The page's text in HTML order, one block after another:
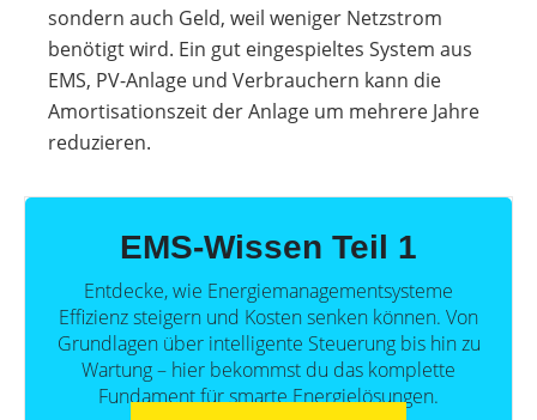
sondern auch Geld, weil weniger Netzstrom
benötigt wird. Ein gut eingespieltes System aus
EMS, PV-Anlage und Verbrauchern kann die
Amortisationszeit der Anlage um mehrere Jahre
reduzieren.
EMS-Wissen Teil 1
Entdecke, wie Energiemanagementsysteme
Effizienz steigern und Kosten senken können. Von
Grundlagen über intelligente Steuerung bis hin zu
Wartung – hier bekommst du das komplette
Fundament für smarte Energielösungen.